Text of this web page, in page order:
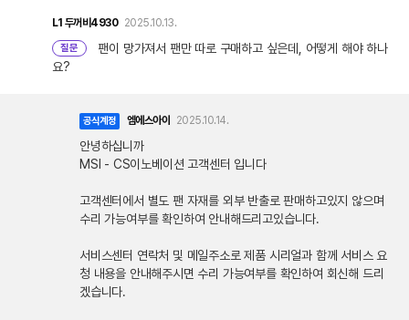
L1 두꺼비4930 2025.10.13.
질문
팬이 망가져서 팬만 따로 구매하고 싶은데, 어떻게 해야 하나
요?
공식계정 엠에스아이 2025.10.14.
안녕하십니까
MSI - CS이노베이션 고객센터 입니다
고객센터에서 별도 팬 자재를 외부 반출로 판매하고있지 않으며
수리 가능여부를 확인하여 안내해드리고있습니다.
서비스센터 연락처 및 메일주소로 제품 시리얼과 함께 서비스 요
청 내용을 안내해주시면 수리 가능여부를 확인하여 회신해 드리
겠습니다.